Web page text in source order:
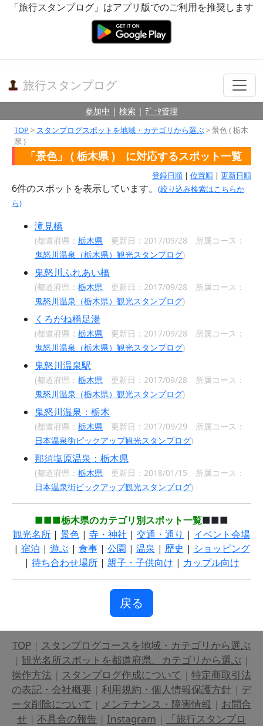
「旅行スタンプログ」はアプリ版でのご利用を推奨します
旅行スタンプログ
参加中 | 検索 | ﾃﾞｰﾀ管理
TOP> スタンプログスポットを地域・カテゴリから選ぶ> 景色 ( 栃木
県 )
「景色」 ( 栃木県 ) に対応するスポット一覧
登録日順 | 位置順 | 更新日順
6件のスポットを表示しています。
(絞り込み検索はこちらか
ら)
滝見橋
(都道府県： 栃木県 更新日：2017/09/28 所属コース：
鬼怒川温泉（栃木県）観光スタンプログ)
鬼怒川ふれあい橋
(都道府県： 栃木県 更新日：2017/09/28 所属コース：
鬼怒川温泉（栃木県）観光スタンプログ)
くろがね橋足湯
(都道府県： 栃木県 更新日：2017/09/28 所属コース：
鬼怒川温泉（栃木県）観光スタンプログ)
鬼怒川温泉駅
(都道府県： 栃木県 更新日：2017/09/28 所属コース：
鬼怒川温泉（栃木県）観光スタンプログ)
鬼怒川温泉：栃木
(都道府県： 栃木県 更新日：2017/09/29 所属コース：
日本温泉街ピックアップ観光スタンプログ)
那須塩原温泉：栃木県
(都道府県： 栃木県 更新日：2018/01/15 所属コース：
日本温泉街ピックアップ観光スタンプログ)
■■■栃木県のカテゴリ別スポット一覧■■■
観光名所 | 景色 | 寺・神社 | 交通・通り | イベント会場
| 宿泊 | 遊ぶ| 食事| 公園 | 温泉 | 歴史 | ショッピング
| 待ち合わせ場所| 親子・子供向け | カップル向け
戻る
TOP | スタンプログコースを地域・カテゴリから選ぶ
| 観光名所スポットを都道府県、カテゴリから選ぶ |
操作方法 | スタンプログ作成について | 特定商取引法
の表記・会社概要 | 利用規約・個人情報保護方針 | デ
ータ削除について | メンテナンス・障害情報 | お問合
せ | 不具合の報告 | Instagram |
「旅行スタンプロ